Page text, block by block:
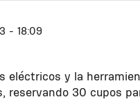
- 18:09
eléctricos y la
30 cupos